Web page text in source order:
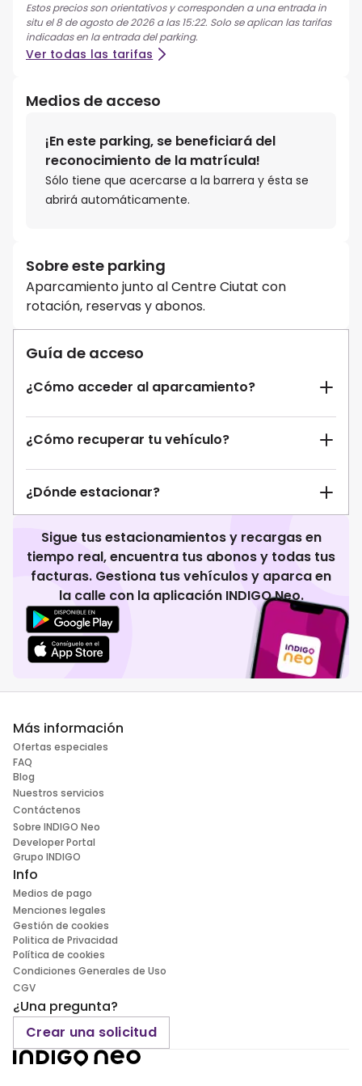
Estos precios son orientativos y corresponden a una entrada in
situ el 8 de agosto de 2026 a las 15:22. Solo se aplican las tarifas
indicadas en la entrada del parking.
Ver todas las tarifas
Medios de acceso
¡En este parking, se beneficiará del
reconocimiento de la matrícula!
Sólo tiene que acercarse a la barrera y ésta se
abrirá automáticamente.
Sobre este parking
Aparcamiento junto al Centre Ciutat con
rotación, reservas y abonos.
Guía de acceso
¿Cómo acceder al aparcamiento?
¿Cómo recuperar tu vehículo?
¿Dónde estacionar?
Sigue tus estacionamientos y recargas en
tiempo real, encuentra tus abonos y todas tus
facturas. Gestiona tus vehículos y aparca en
la calle con la aplicación INDIGO Neo.
Más información
Ofertas especiales
FAQ
Blog
Nuestros servicios
Contáctenos
Sobre INDIGO Neo
Developer Portal
Grupo INDIGO
Info
Medios de pago
Menciones legales
Gestión de cookies
Politica de Privacidad
Política de cookies
Condiciones Generales de Uso
CGV
¿Una pregunta?
Crear una solicitud